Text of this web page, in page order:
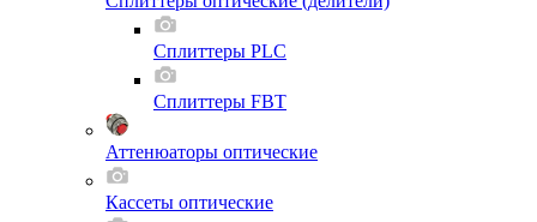
Сплиттеры PLC
Сплиттеры FBT
Аттенюаторы оптические
Кассеты оптические